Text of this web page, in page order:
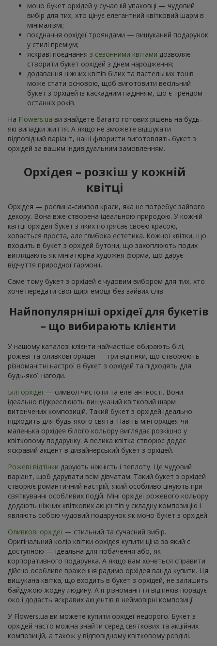
моно букет орхідей у сучасній упаковці — чудовий
вибір для тих, хто цінує елегантний квітковий шарм в
мінімалізмі;
поєднання орхідеї трояндами — вишуканий подарунок
у стилі преміум;
яскраві поєднання з сезонними квітами дозволяє
створити букет орхідей з днем народження;
додавання ніжних квітів білих та пастельних тонів
може стати основою, щоб виготовити весільний
букет з орхідей із каскадним падінням, що є трендом
останніх років.
На Flowers.ua ви знайдете багато готових рішень на будь-
які випадки життя. А якщо не зможете відшукати
відповідний варіант, наші флористи виготовлять букет з
орхідей за вашим індивідуальним замовленням.
Орхідея – розкіш у кожній
квітці
Орхідея — рослина-символ краси, яка не потребує зайвого
декору. Вона вже створена ідеальною природою. У кожній
квітці орхідея букет з яких потрясає своєю красою,
ховається проста, але глибока естетика. Кожної квітки, що
входить в букет з орхідей бутони, що захоплюють подих
виглядають як мініатюрна художня форма, що дарує
відчуття природної гармонії.
Саме тому букет з орхідей є чудовим вибором для тих, хто
хоче передати свої щирі емоції без зайвих слів.
Найпопулярніші орхідеї для букетів
– що вибирають клієнти
У нашому каталозі клієнти найчастіше обирають білі,
рожеві та оливкові орхідеі — три відтінки, що створюють
різноманітні настрої в букет з орхідей та підходять для
будь-якої нагоди.
Білі орхідеї — символ чистоти та елегантності. Вони
ідеально підкреслюють вишуканий квітковий шарм
витончених композицій. Такий букет з орхідей ідеально
підходить для будь-якого свята. Навіть міні орхідея чи
маленька орхідея білого кольору виглядає розкішно у
квітковому подарунку. А велика квітка створює додає
яскравий акцент в дизайнерський букет з орхідей.
Рожеві відтінки дарують ніжність і теплоту. Це чудовий
варіант, щоб дарувати всім дівчатам. Такий букет з орхідей
створює романтичний настрій, який особливо цінують при
святкуванні особливих подій. Міні орхідеї рожевого кольору
додають ніжних квіткових акцентів у складну композицію і
являють собою чудовий подарунок як моно букет з орхідей.
Оливкові орхідеї — стильний та сучасний вибір.
Оригінальний колір квітки орхідея купити ціна за який є
доступною — ідеальна для побачення або, як
корпоративного подарунка. А якщо вам хочеться справити
дійсно особливе враження радимо орхідея ванда купити. Ця
вишукана квітка, що входить в букет з орхідей, не залишить
байдужою жодну людину. А її різноманіття відтінків порадує
око і додасть яскравих акцентів в неймовірні композиції.
У Flowers.ua ви можете купити орхідеї недорого. Букет з
орхідей часто можна знайти серед святкових та акційних
композицій, а також у відповідному квітковому розділі.